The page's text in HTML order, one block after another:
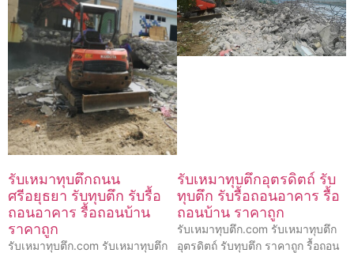
รับเหมาทุบตึกถนน
ศรีอยุธยา รับทุบตึก รับรื้อ
ถอนอาคาร รื้อถอนบ้าน
ราคาถูก
รับเหมาทุบตึก.com รับเหมาทุบตึก
รับเหมาทุบตึกอุตรดิตถ์ รับ
ทุบตึก รับรื้อถอนอาคาร รื้อ
ถอนบ้าน ราคาถูก
รับเหมาทุบตึก.com รับเหมาทุบตึก
อุตรดิตถ์ รับทุบตึก ราคาถูก รื้อถอน